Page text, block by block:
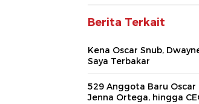
Berita Terkait
Kena Oscar Snub,
Saya Terbakar
529 Anggota Baru Oscar
Jenna Ortega, hingga